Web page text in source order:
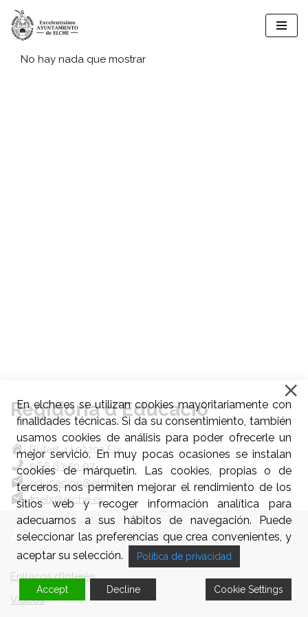
Vés
No hay nada que mostrar
Regidoria d'Educació
Bufart, 1 | 03203 Elx
966 63 50 97
educacion@elche.es
fpelx@elche.es
Accés Ràpid
Enllaços d’Interés
Videos
En elche.es se utilizan cookies mayoritariamente con
finalidades técnicas. Si da su consentimiento, también
usamos cookies de análisis para poder ofrecerle un
mejor servicio. En muy pocas ocasiones se instalan
cookies de márquetin. Las cookies, propias o de
terceros, nos permiten mejorar el rendimiento de los
sitios web y recoger información analítica para
adecuarnos a sus hábitos de navegación. Puede
seleccionar las preferencias que crea convenientes, y
aceptar su selección.
Politica de privacidad
Accept Decline Cookie Settings